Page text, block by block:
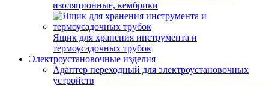
изоляционные, кембрики
Ящик для хранения инструмента и
термоусадочных трубок
Электроустановочные изделия
Адаптер переходный для электроустановочных
устройств